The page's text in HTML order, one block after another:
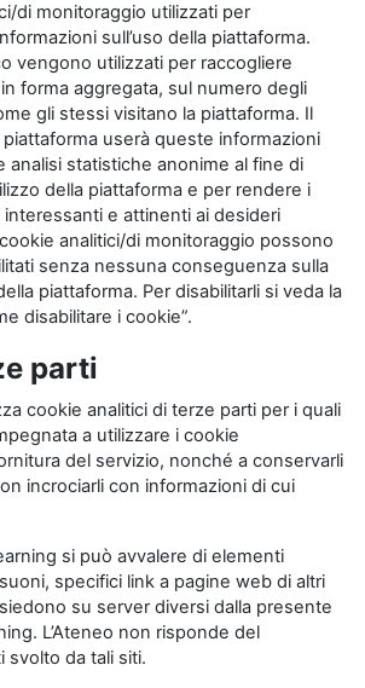
di monitoraggio utilizzati per
sull’uso della piattaforma.
vengono utilizzati per raccogliere
forma aggregata, sul numero degli
gli stessi visitano la piattaforma. Il
userà queste informazioni
analisi statistiche anonime al fine di
della piattaforma e per rendere i
e attinenti ai desideri
analitici/di monitoraggio possono
senza nessuna conseguenza sulla
piattaforma. Per disabilitarli si veda la
disabilitare i cookie”.
parti
cookie analitici di terze parti per i quali
a utilizzare i cookie
del servizio, nonché a conservarli
incrociarli con informazioni di cui
si può avvalere di elementi
specifici link a pagine web di altri
su server diversi dalla presente
L’Ateneo non risponde del
svolto da tali siti.